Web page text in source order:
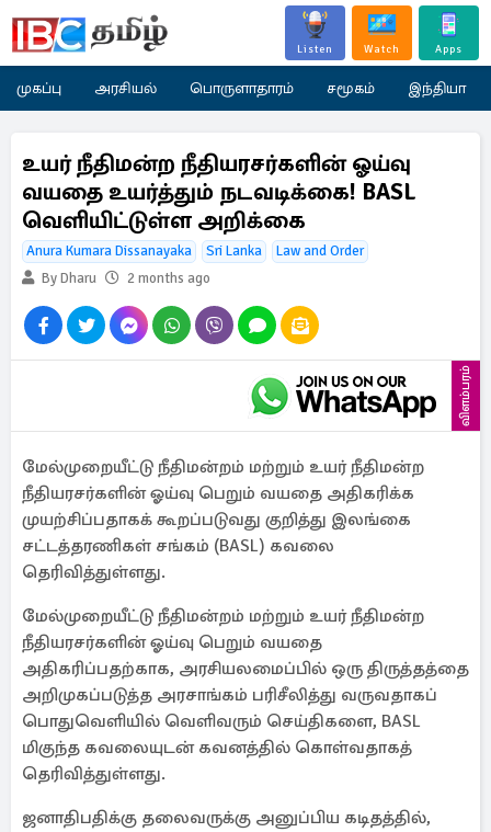
Listen Watch Apps
முகப்பு அரசியல் பொருளாதாரம் சமூகம் இந்தியா
உயர் நீதிமன்ற நீதியரசர்களின் ஓய்வு
வயதை உயர்த்தும் நடவடிக்கை! BASL
வெளியிட்டுள்ள அறிக்கை
Anura Kumara Dissanayaka Sri Lanka
Law and Order
By Dharu
2 months ago
விளம்பரம்
மேல்முறையீட்டு நீதிமன்றம் மற்றும் உயர் நீதிமன்ற
நீதியரசர்களின் ஓய்வு பெறும் வயதை அதிகரிக்க
முயற்சிப்பதாகக் கூறப்படுவது குறித்து இலங்கை
சட்டத்தரணிகள் சங்கம் (BASL) கவலை
தெரிவித்துள்ளது.
மேல்முறையீட்டு நீதிமன்றம் மற்றும் உயர் நீதிமன்ற
நீதியரசர்களின் ஓய்வு பெறும் வயதை
அதிகரிப்பதற்காக, அரசியலமைப்பில் ஒரு திருத்தத்தை
அறிமுகப்படுத்த அரசாங்கம் பரிசீலித்து வருவதாகப்
பொதுவெளியில் வெளிவரும் செய்திகளை, BASL
மிகுந்த கவலையுடன் கவனத்தில் கொள்வதாகத்
தெரிவித்துள்ளது.
ஜனாதிபதிக்கு தலைவருக்கு அனுப்பிய கடிதத்தில்,